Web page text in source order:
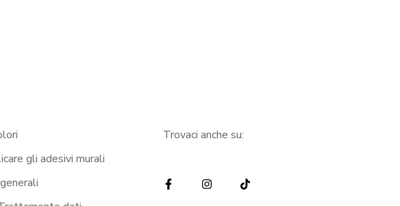
gli adesivi murali
Trovaci anche su: